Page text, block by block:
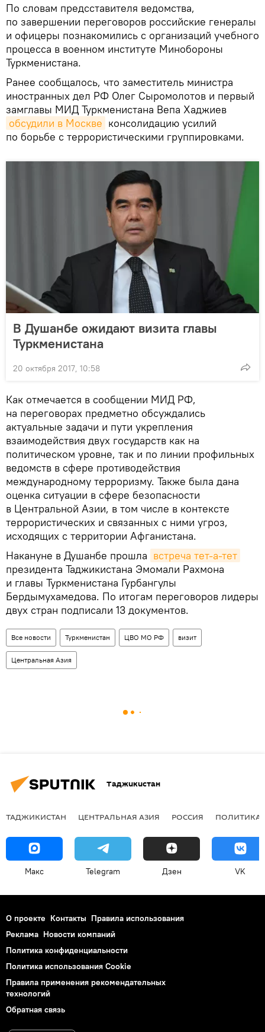
По словам предсставителя ведомства,
по завершении переговоров российские генералы
и офицеры познакомились с организаций учебного
процесса в военном институте Минобороны
Туркменистана.
Ранее сообщалось, что заместитель министра
иностранных дел РФ Олег Сыромолотов и первый
замглавы МИД Туркменистана Вепа Хаджиев
обсудили в Москве консолидацию усилий
по борьбе с террористическими группировками.
В Душанбе ожидают визита главы
Туркменистана
20 октября 2017, 10:58
Как отмечается в сообщении МИД РФ,
на переговорах предметно обсуждались
актуальные задачи и пути укрепления
взаимодействия двух государств как на
политическом уровне, так и по линии профильных
ведомств в сфере противодействия
международному терроризму. Также была дана
оценка ситуации в сфере безопасности
в Центральной Азии, в том числе в контексте
террористических и связанных с ними угроз,
исходящих с территории Афганистана.
Накануне в Душанбе прошла встреча тет-а-тет
президента Таджикистана Эмомали Рахмона
и главы Туркменистана Гурбангулы
Бердымухамедова. По итогам переговоров лидеры
двух стран подписали 13 документов.
Все новости Туркменистан ЦВО МО РФ визит
Центральная Азия
Таджикистан
ТАДЖИКИСТАН ЦЕНТРАЛЬНАЯ АЗИЯ РОССИЯ ПОЛИТИКА
Макс Telegram Дзен VK
О проекте Контакты Правила использования
Реклама Новости компаний
Политика конфиденциальности
Политика использования Cookie
Правила применения рекомендательных
технологий
Обратная связь